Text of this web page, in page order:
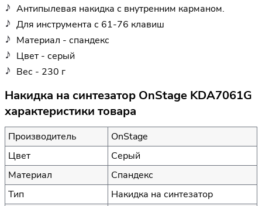
Антипылевая накидка с внутренним карманом.
Для инструмента с 61-76 клавиш
Материал - спандекс
Цвет - серый
Вес - 230 г
Накидка на синтезатор OnStage KDA7061G
характеристики товара
Производитель
OnStage
Цвет
Серый
Материал
Спандекс
Тип
Накидка на синтезатор